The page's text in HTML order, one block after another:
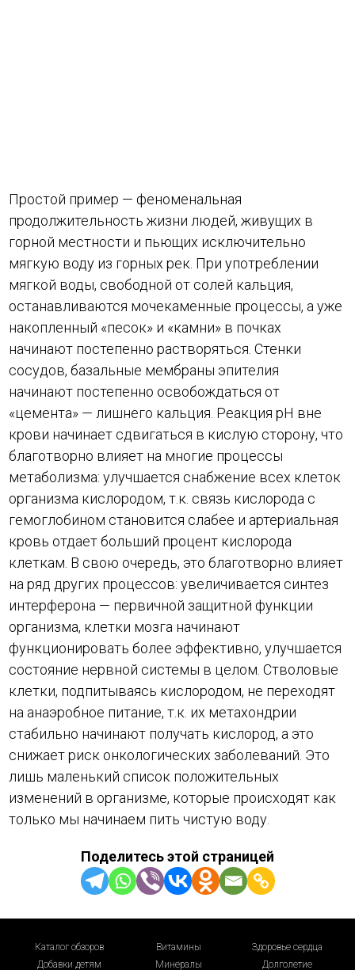
Простой пример — феноменальная
продолжительность жизни людей, живущих в
горной местности и пьющих исключительно
мягкую воду из горных рек. При употреблении
мягкой воды, свободной от солей кальция,
останавливаются мочекаменные процессы, а уже
накопленный «песок» и «камни» в почках
начинают постепенно растворяться. Стенки
сосудов, базальные мембраны эпителия
начинают постепенно освобождаться от
«цемента» — лишнего кальция. Реакция pH вне
крови начинает сдвигаться в кислую сторону, что
благотворно влияет на многие процессы
метаболизма: улучшается снабжение всех клеток
организма кислородом, т.к. связь кислорода с
гемоглобином становится слабее и артериальная
кровь отдает больший процент кислорода
клеткам. В свою очередь, это благотворно влияет
на ряд других процессов: увеличивается синтез
интерферона — первичной защитной функции
организма, клетки мозга начинают
функционировать более эффективно, улучшается
состояние нервной системы в целом. Стволовые
клетки, подпитываясь кислородом, не переходят
на анаэробное питание, т.к. их метахондрии
стабильно начинают получать кислород, а это
снижает риск онкологических заболеваний. Это
лишь маленький список положительных
изменений в организме, которые происходят как
только мы начинаем пить чистую воду.
Поделитесь этой страницей
Каталог обзоров
Добавки детям
Витамины
Минералы
Здоровье сердца
Долголетие